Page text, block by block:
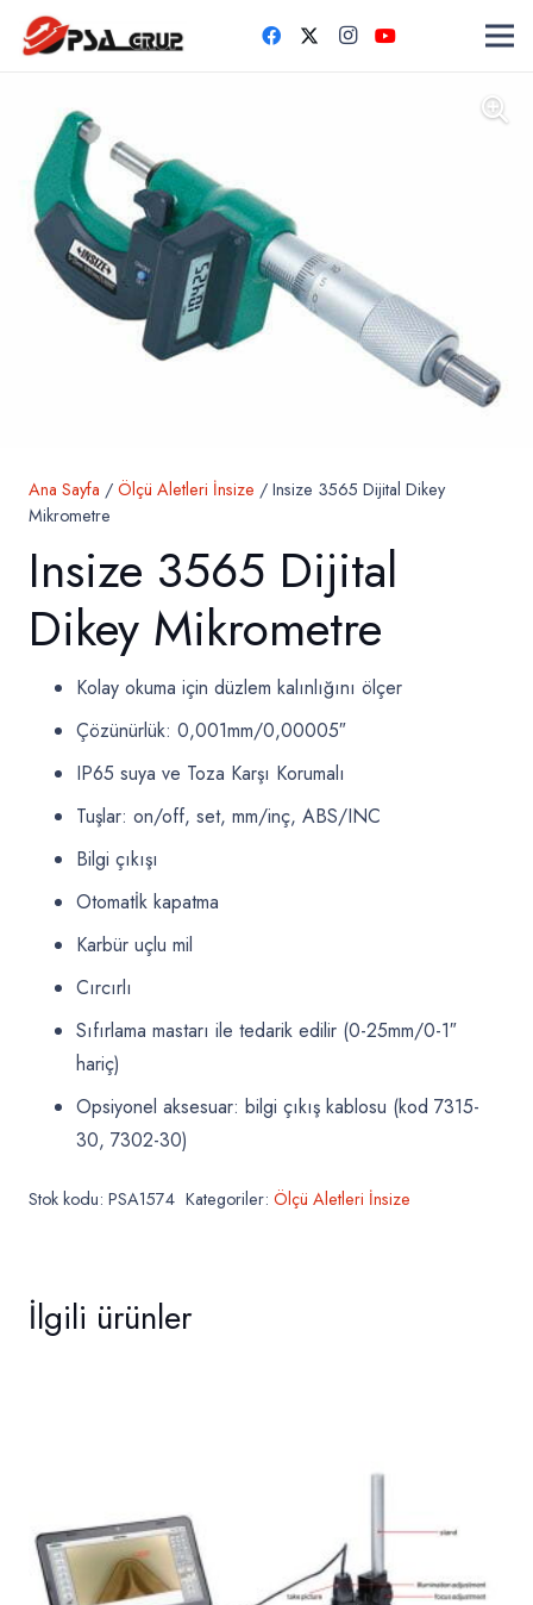
Ana Sayfa / Ölçü Aletleri İnsize / Insize 3565 Dijital Dikey
Mikrometre
Insize 3565 Dijital
Dikey Mikrometre
Kolay okuma için düzlem kalınlığını ölçer
Çözünürlük: 0,001mm/0,00005″
IP65 suya ve Toza Karşı Korumalı
Tuşlar: on/off, set, mm/inç, ABS/INC
Bilgi çıkışı
Otomatİk kapatma
Karbür uçlu mil
Cırcırlı
Sıfırlama mastarı ile tedarik edilir (0-25mm/0-1″
hariç)
Opsiyonel aksesuar: bilgi çıkış kablosu (kod 7315-
30, 7302-30)
Stok kodu: PSA1574 Kategoriler: Ölçü Aletleri İnsize
İlgili ürünler